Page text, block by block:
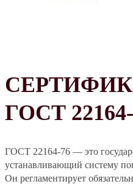
ГОСТ
ГОСТ 22164-76 — это
устанавливающий систему
Он регламентирует